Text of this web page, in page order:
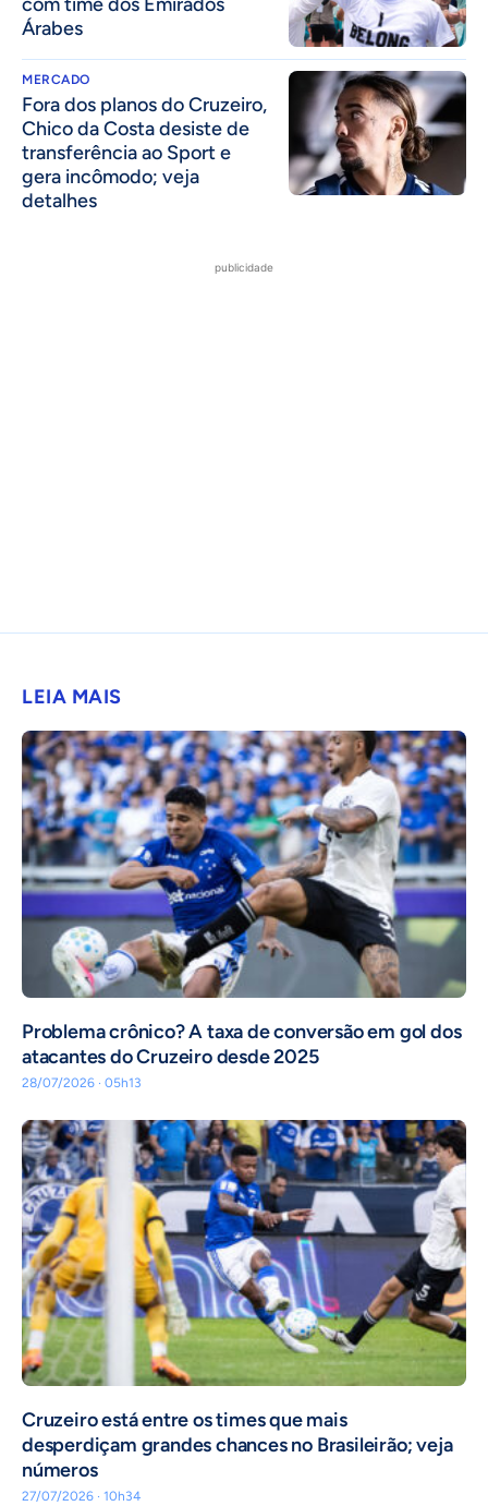
Árabes
MERCADO
Fora dos planos do Cruzeiro,
Chico da Costa desiste de
transferência ao Sport e
gera incômodo; veja
detalhes
publicidade
LEIA MAIS
Problema crônico? A taxa de conversão em gol dos
atacantes do Cruzeiro desde 2025
28/07/2026 · 05h13
Cruzeiro está entre os times que mais
desperdiçam grandes chances no Brasileirão; veja
números
27/07/2026 · 10h34